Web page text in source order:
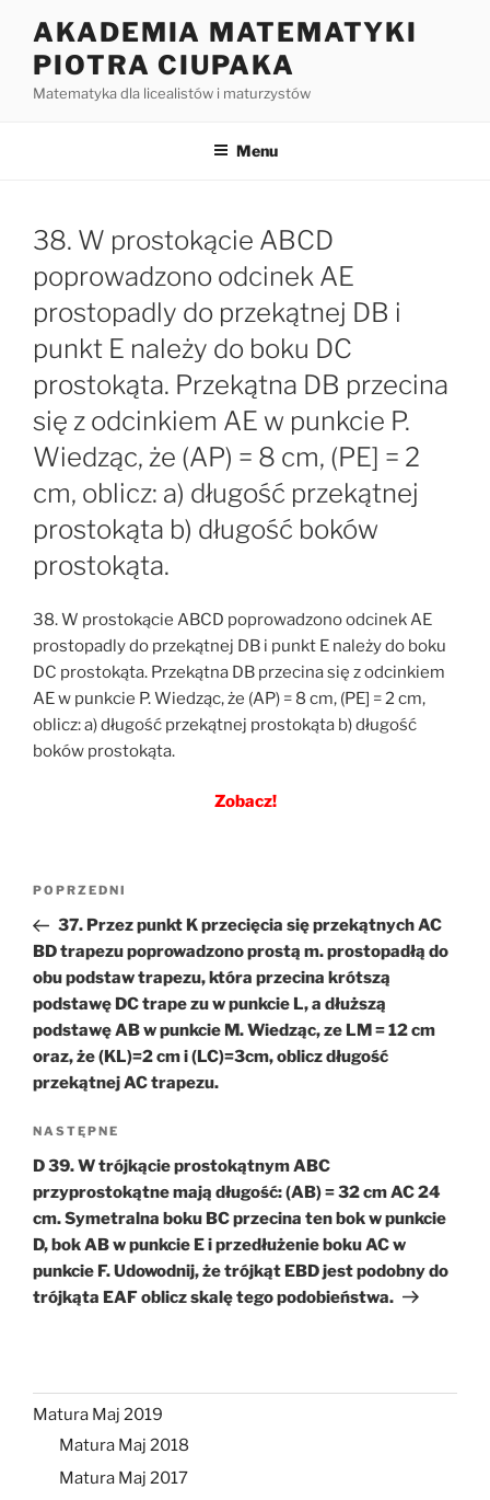
treści
AKADEMIA MATEMATYKI
PIOTRA CIUPAKA
Matematyka dla licealistów i maturzystów
Menu
38. W prostokącie ABCD
poprowadzono odcinek AE
prostopadly do przekątnej DB i
punkt E należy do boku DC
prostokąta. Przekątna DB przecina
się z odcinkiem AE w punkcie P.
Wiedząc, że (AP) = 8 cm, (PE] = 2
cm, oblicz: a) długość przekątnej
prostokąta b) długość boków
prostokąta.
38. W prostokącie ABCD poprowadzono odcinek AE
prostopadly do przekątnej DB i punkt E należy do boku
DC prostokąta. Przekątna DB przecina się z odcinkiem
AE w punkcie P. Wiedząc, że (AP) = 8 cm, (PE] = 2 cm,
oblicz: a) długość przekątnej prostokąta b) długość
boków prostokąta.
Zobacz!
Nawigacja
Poprzedni
wpis
POPRZEDNI
37. Przez punkt K przecięcia się przekątnych AC
BD trapezu poprowadzono prostą m. prostopadłą do
obu podstaw trapezu, która przecina krótszą
podstawę DC trape zu w punkcie L, a dłuższą
podstawę AB w punkcie M. Wiedząc, ze LM = 12 cm
oraz, że (KL)=2 cm i (LC)=3cm, oblicz długość
przekątnej AC trapezu.
Następny
wpis
NASTĘPNE
D 39. W trójkącie prostokątnym ABC
przyprostokątne mają długość: (AB) = 32 cm AC 24
cm. Symetralna boku BC przecina ten bok w punkcie
D, bok AB w punkcie E i przedłużenie boku AC w
punkcie F. Udowodnij, że trójkąt EBD jest podobny do
trójkąta EAF oblicz skalę tego podobieństwa.
Matura Maj 2019
Matura Maj 2018
Matura Maj 2017